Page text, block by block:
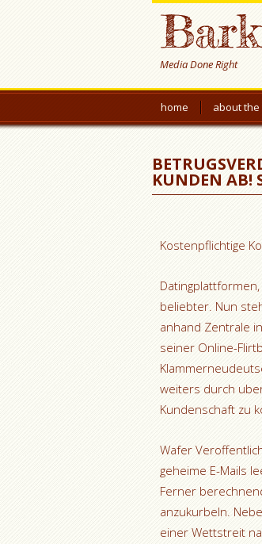
Media Done Right
home about the
KUNDEN AB!
Kostenpflichtige
beliebter. Nun
anhand Zentrale
seiner Online-
weiters durch
Kundenschaft zu
Wafer
geheime E-Mails
Ferner
anzukurbeln.
einer Wettstreit